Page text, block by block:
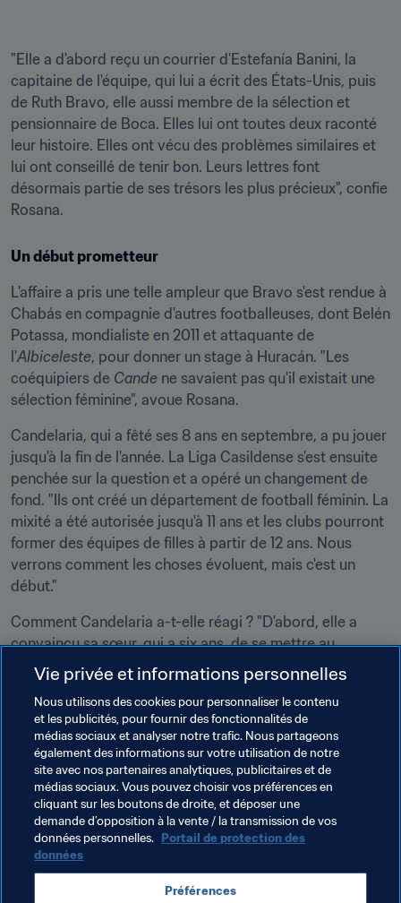
"Elle a d'abord reçu un courrier d'Estefanía Banini, la
capitaine de l'équipe, qui lui a écrit des États-Unis, puis
de Ruth Bravo, elle aussi membre de la sélection et
pensionnaire de Boca. Elles lui ont toutes deux raconté
leur histoire. Elles ont vécu des problèmes similaires et
lui ont conseillé de tenir bon. Leurs lettres font
désormais partie de ses trésors les plus précieux", confie
Rosana.
Un début prometteur
L'affaire a pris une telle ampleur que Bravo s'est rendue à
Chabás en compagnie d'autres footballeuses, dont Belén
Potassa, mondialiste en 2011 et attaquante de
l'Albiceleste, pour donner un stage à Huracán. "Les
coéquipiers de Cande ne savaient pas qu'il existait une
sélection féminine", avoue Rosana.
Candelaria, qui a fêté ses 8 ans en septembre, a pu jouer
jusqu'à la fin de l'année. La Liga Casildense s'est ensuite
penchée sur la question et a opéré un changement de
fond. "Ils ont créé un département de football féminin. La
mixité a été autorisée jusqu'à 11 ans et les clubs pourront
former des équipes de filles à partir de 12 ans. Nous
verrons comment les choses évoluent, mais c'est un
début."
Comment Candelaria a-t-elle réagi ? "D'abord, elle a
convaincu sa sœur, qui a six ans, de se mettre au
football. Et maintenant, elle se demande ce que nous
ferons quand elle rejoindra Boca !", répond Rosana en
riant.
On entend de nouveau Cande appeler du fond de la
maison : "Maman, où as-tu mis mes crampons ?"
Thèmes en lien
Vie privée et informations personnelles
Nous utilisons des cookies pour personnaliser le contenu
et les publicités, pour fournir des fonctionnalités de
médias sociaux et analyser notre trafic. Nous partageons
également des informations sur votre utilisation de notre
site avec nos partenaires analytiques, publicitaires et de
médias sociaux. Vous pouvez choisir vos préférences en
cliquant sur les boutons de droite, et déposer une
demande d’opposition à la vente / la transmission de vos
données personnelles. Portail de protection des
données
Préférences